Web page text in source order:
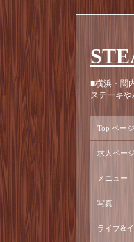
■横浜・関
ステーキ
Top ページ
求人ページ
メニュー
写真
ライブ&